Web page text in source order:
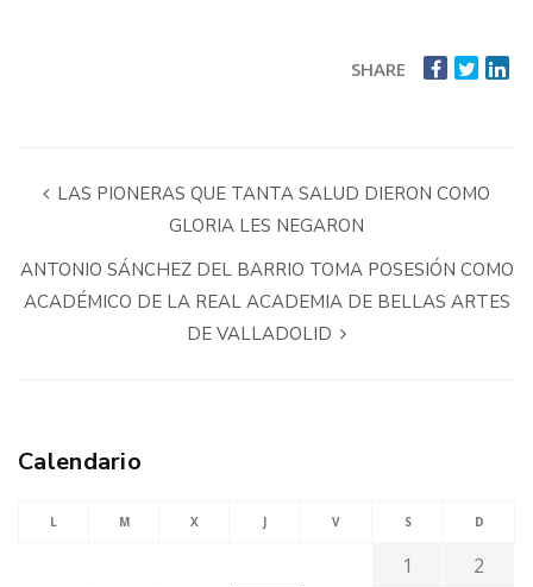
SHARE
LAS PIONERAS QUE TANTA SALUD DIERON COMO
GLORIA LES NEGARON
ANTONIO SÁNCHEZ DEL BARRIO TOMA POSESIÓN COMO
ACADÉMICO DE LA REAL ACADEMIA DE BELLAS ARTES
DE VALLADOLID
Calendario
L M X J V S D
1
2